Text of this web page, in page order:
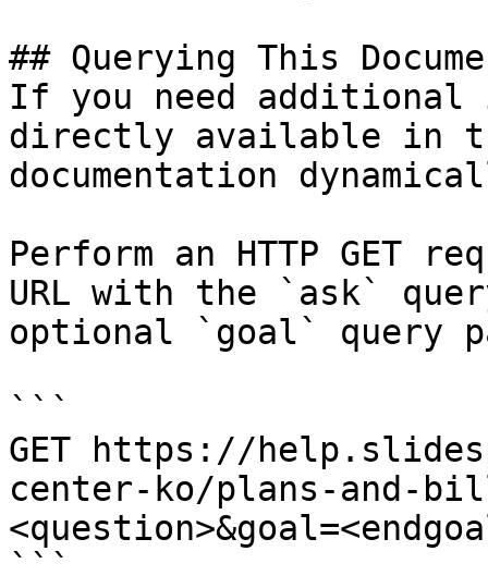
## Querying This
If you need
directly available in
documentation
Perform an HTTP GET
URL with the `ask`
optional `goal` query
```
GET https://
center-ko/plans-and-
```